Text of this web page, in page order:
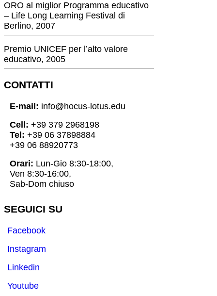
ORO al miglior Programma educativo
– Life Long Learning Festival di
Berlino, 2007
Premio UNICEF per l’alto valore
educativo, 2005
CONTATTI
E-mail: info@hocus-lotus.edu
Cell: +39 379 2968198
Tel: +39 06 37898884
+39 06 88920773
Orari: Lun-Gio 8:30-18:00,
Ven 8:30-16:00,
Sab-Dom chiuso
SEGUICI SU
Facebook
Instagram
Linkedin
Youtube